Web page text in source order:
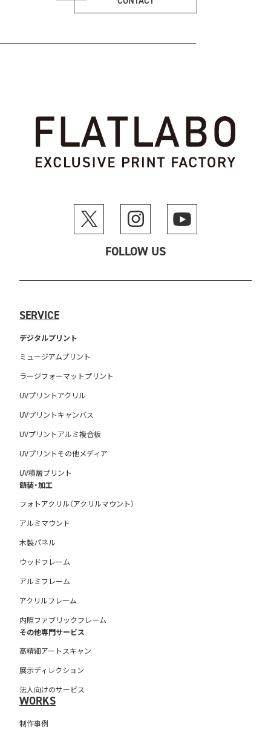
FOLLOW US
SERVICE
デジタルプリント
ミュージアムプリント
ラージフォーマットプリント
UVプリントアクリル
UVプリントキャンバス
UVプリントアルミ複合板
UVプリントその他メディア
UV積層プリント
額装・加工
フォトアクリル（アクリルマウント）
アルミマウント
木製パネル
ウッドフレーム
アルミフレーム
アクリルフレーム
内照ファブリックフレーム
その他専門サービス
高精細アートスキャン
展示ディレクション
法人向けのサービス
WORKS
制作事例